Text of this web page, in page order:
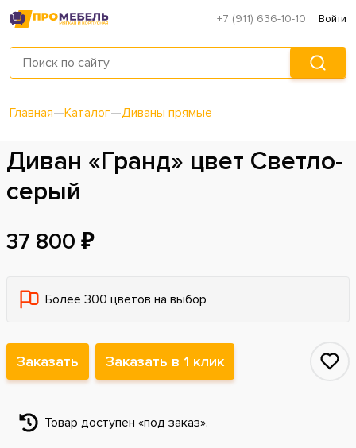
+7 (911) 636-10-10 Войти
Главная—Каталог—Диваны прямые
Диван «Гранд» цвет Светло-
серый
37 800 ₽
Более 300 цветов на выбор
Заказать Заказать в 1 клик
Товар доступен «под заказ».